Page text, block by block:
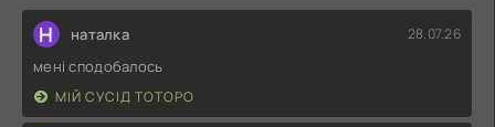
Н наталка 28.07.26
мені сподобалось
МІЙ СУСІД ТОТОРО